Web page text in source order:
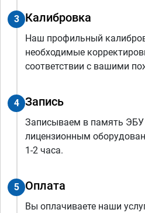
3 Калибровка
Наш профильный
необходимые
соответствии с вашими
4 Запись
Записываем в память
лицензионным
1-2 часа.
5 Оплата
Вы оплачиваете наши